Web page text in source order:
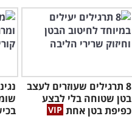
8 תרגילים שעוזרים לעצב
בטן שטוחה בלי לבצע
כפיפת בטן אחת